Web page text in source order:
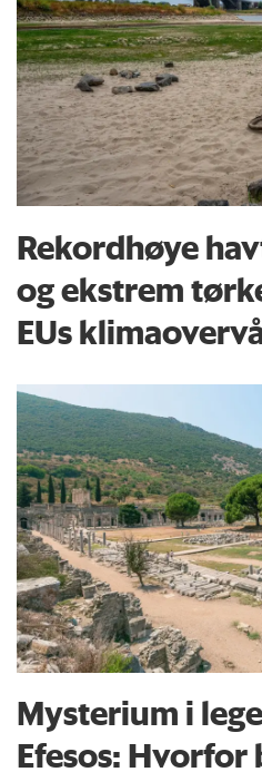
Rekordhøye
og ekstrem
EUs
Mysterium i
Efesos: Hvorfor